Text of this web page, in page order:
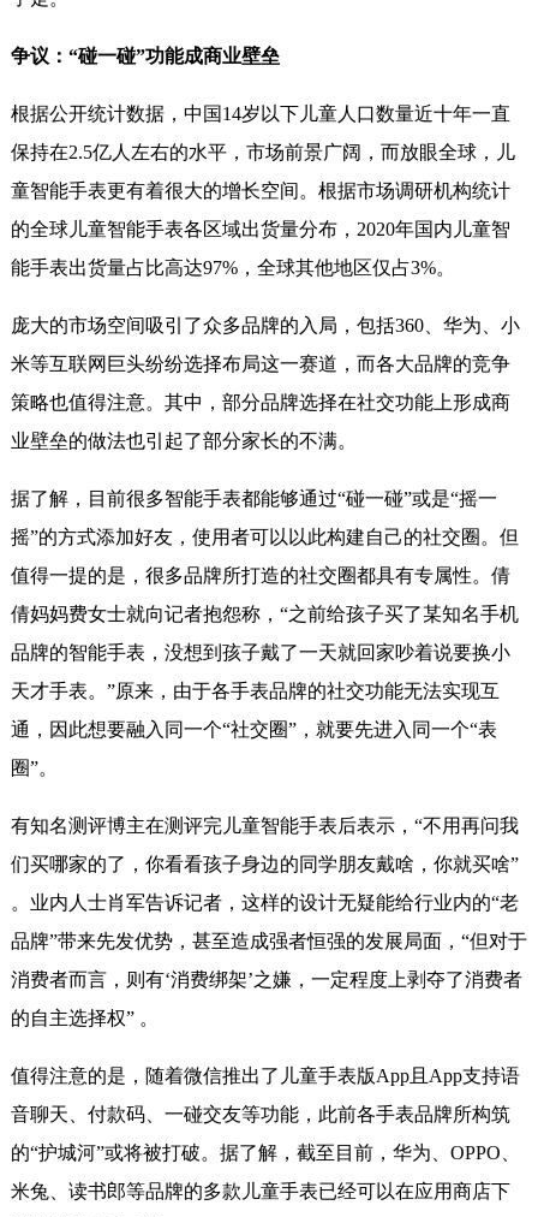
争议：“碰一碰”功能成商业壁垒
根据公开统计数据，中国14岁以下儿童人口数量近十年一直
保持在2.5亿人左右的水平，市场前景广阔，而放眼全球，儿
童智能手表更有着很大的增长空间。根据市场调研机构统计
的全球儿童智能手表各区域出货量分布，2020年国内儿童智
能手表出货量占比高达97%，全球其他地区仅占3%。
庞大的市场空间吸引了众多品牌的入局，包括360、华为、小
米等互联网巨头纷纷选择布局这一赛道，而各大品牌的竞争
策略也值得注意。其中，部分品牌选择在社交功能上形成商
业壁垒的做法也引起了部分家长的不满。
据了解，目前很多智能手表都能够通过“碰一碰”或是“摇一
摇”的方式添加好友，使用者可以以此构建自己的社交圈。但
值得一提的是，很多品牌所打造的社交圈都具有专属性。倩
倩妈妈费女士就向记者抱怨称，“之前给孩子买了某知名手机
品牌的智能手表，没想到孩子戴了一天就回家吵着说要换小
天才手表。”原来，由于各手表品牌的社交功能无法实现互
通，因此想要融入同一个“社交圈”，就要先进入同一个“表
圈”。
有知名测评博主在测评完儿童智能手表后表示，“不用再问我
们买哪家的了，你看看孩子身边的同学朋友戴啥，你就买啥”
。业内人士肖军告诉记者，这样的设计无疑能给行业内的“老
品牌”带来先发优势，甚至造成强者恒强的发展局面，“但对于
消费者而言，则有‘消费绑架’之嫌，一定程度上剥夺了消费者
的自主选择权” 。
值得注意的是，随着微信推出了儿童手表版App且App支持语
音聊天、付款码、一碰交友等功能，此前各手表品牌所构筑
的“护城河”或将被打破。据了解，截至目前，华为、OPPO、
米兔、读书郎等品牌的多款儿童手表已经可以在应用商店下